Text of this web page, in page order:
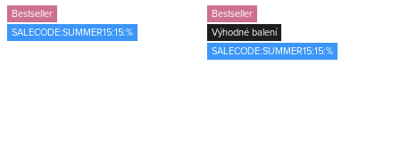
Bestseller
SALECODE:SUMMER15:15:%
Bestseller
Výhodné balení
SALECODE:SUMMER15:15:%